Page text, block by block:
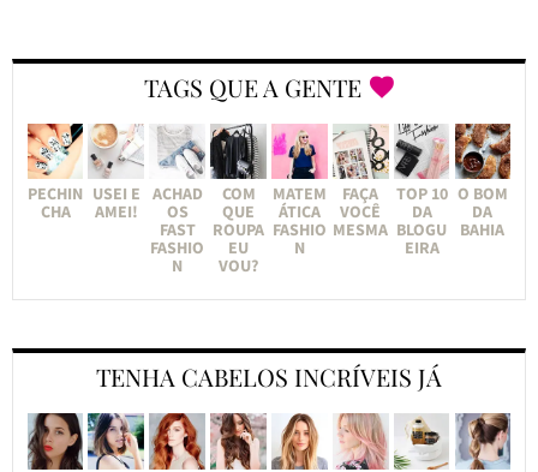
TAGS QUE A GENTE
PECHIN
CHA
USEI E
AMEI!
ACHAD
OS
FAST
FASHIO
N
COM
QUE
ROUPA
EU
VOU?
MATEM
ÁTICA
FASHIO
N
FAÇA
VOCÊ
MESMA
TOP 10
DA
BLOGU
EIRA
O BOM
DA
BAHIA
TENHA CABELOS INCRÍVEIS JÁ